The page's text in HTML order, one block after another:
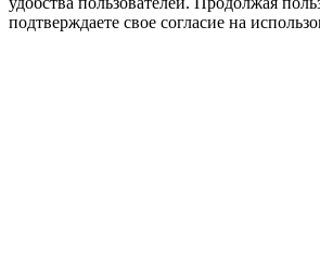
подтверждаете свое согласие на